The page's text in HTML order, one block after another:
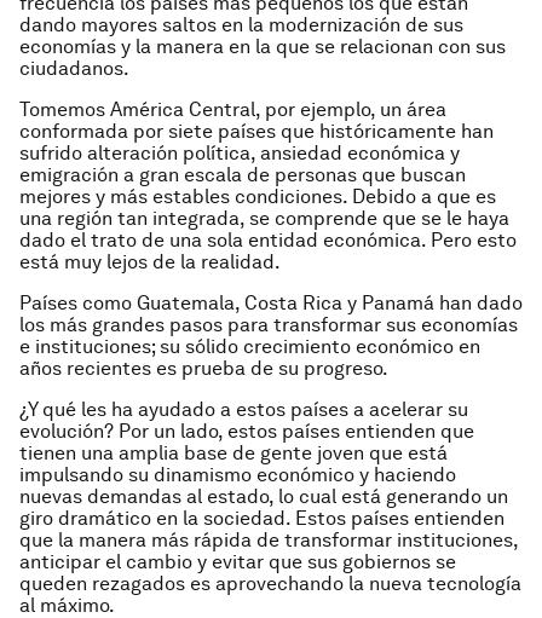
dando mayores saltos en la modernización de sus
economías y la manera en la que se relacionan con sus
ciudadanos.
Tomemos América Central, por ejemplo, un área
conformada por siete países que históricamente han
sufrido alteración política, ansiedad económica y
emigración a gran escala de personas que buscan
mejores y más estables condiciones. Debido a que es
una región tan integrada, se comprende que se le haya
dado el trato de una sola entidad económica. Pero esto
está muy lejos de la realidad.
Países como Guatemala, Costa Rica y Panamá han dado
los más grandes pasos para transformar sus economías
e instituciones; su sólido crecimiento económico en
años recientes es prueba de su progreso.
¿Y qué les ha ayudado a estos países a acelerar su
evolución? Por un lado, estos países entienden que
tienen una amplia base de gente joven que está
impulsando su dinamismo económico y haciendo
nuevas demandas al estado, lo cual está generando un
giro dramático en la sociedad. Estos países entienden
que la manera más rápida de transformar instituciones,
anticipar el cambio y evitar que sus gobiernos se
queden rezagados es aprovechando la nueva tecnología
al máximo.